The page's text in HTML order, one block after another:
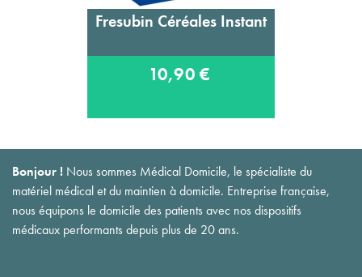
Fresubin Céréales Instant
10,90 €
Bonjour ! Nous sommes Médical Domicile, le spécialiste du
matériel médical et du maintien à domicile. Entreprise française,
nous équipons le domicile des patients avec nos dispositifs
médicaux performants depuis plus de 20 ans.